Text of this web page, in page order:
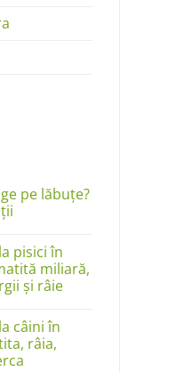
pe lăbuțe?
pisici în
miliară,
și râie
câini în
râia,